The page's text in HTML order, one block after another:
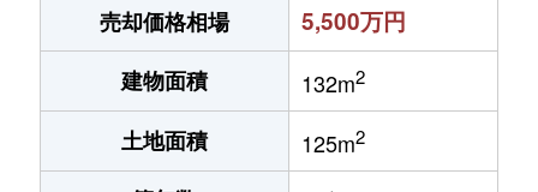
売却価格相場
5,500万円
建物面積 132m2
土地面積 125m2